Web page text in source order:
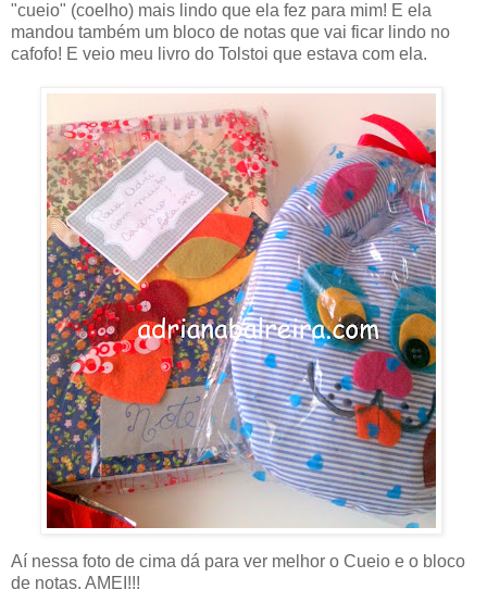
"cueio" (coelho) mais lindo que ela fez para mim! E ela
mandou também um bloco de notas que vai ficar lindo no
cafofo! E veio meu livro do Tolstoi que estava com ela.
Aí nessa foto de cima dá para ver melhor o Cueio e o bloco
de notas. AMEI!!!